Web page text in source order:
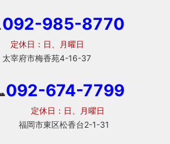
092-985-8770
、月曜日
香苑4-16-37
092-674-7799
日：日、月曜日
東区松香台2-1-31